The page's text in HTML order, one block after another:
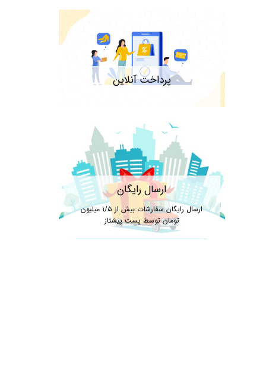
پرداخت آنلاین
ارسال رایگان
ارسال رایگان سفارشات بیش از ۱/۵ میلیون
تومان توسط پست پیشتاز